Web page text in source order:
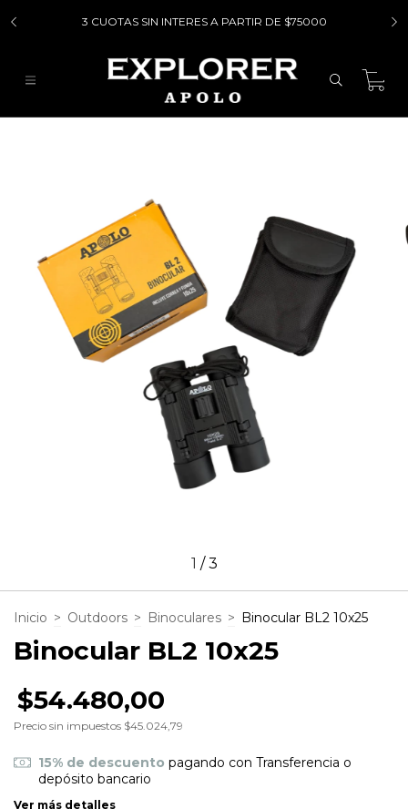
3 CUOTAS SIN INTERES A PARTIR DE $75000
1 /3
Inicio > Outdoors > Binoculares > Binocular BL2 10x25
Binocular BL2 10x25
$54.480,00
Precio sin impuestos $45.024,79
15% de descuento pagando con Transferencia o
depósito bancario
Ver más detalles